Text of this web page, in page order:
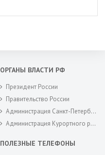
ОРГАНЫ ВЛАСТИ РФ
Президент России
Правительство России
Администрация Санкт-Петербурга
Администрация Курортного района Санкт-Петербурга
ПОЛЕЗНЫЕ ТЕЛЕФОНЫ